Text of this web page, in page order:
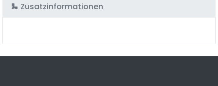
Zusatzinformationen